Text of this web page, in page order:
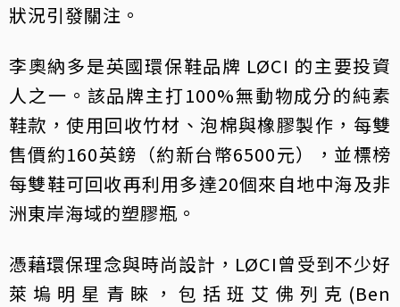
狀況引發關注。
李奧納多是英國環保鞋品牌 LØCI 的主要投資
人之一。該品牌主打100%無動物成分的純素
鞋款，使用回收竹材、泡棉與橡膠製作，每雙
售價約160英鎊（約新台幣6500元），並標榜
每雙鞋可回收再利用多達20個來自地中海及非
洲東岸海域的塑膠瓶。
憑藉環保理念與時尚設計，LØCI曾受到不少好
萊塢明星青睞，包括班艾佛列克(Ben